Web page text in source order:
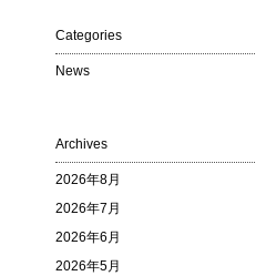
Categories
News
Archives
2026年8月
2026年7月
2026年6月
2026年5月